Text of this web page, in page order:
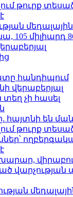
թուրք տեսած
միլիարդ
հանդիպում
վերաբերյալ
չի հասել
հայտնի են
թուրք տեսած
վարչության